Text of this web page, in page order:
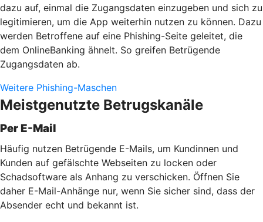
dazu auf, einmal die Zugangsdaten einzugeben und sich zu
legitimieren, um die App weiterhin nutzen zu können. Dazu
werden Betroffene auf eine Phishing-Seite geleitet, die
dem OnlineBanking ähnelt. So greifen Betrügende
Zugangsdaten ab.
Weitere Phishing-Maschen
Meistgenutzte Betrugskanäle
Per E-Mail
Häufig nutzen Betrügende E-Mails, um Kundinnen und
Kunden auf gefälschte Webseiten zu locken oder
Schadsoftware als Anhang zu verschicken. Öffnen Sie
daher E-Mail-Anhänge nur, wenn Sie sicher sind, dass der
Absender echt und bekannt ist.